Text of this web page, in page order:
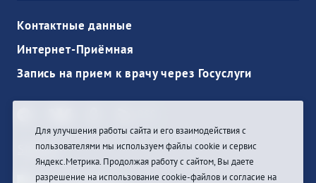
Контактные данные
Интернет-Приёмная
Запись на прием к врачу через Госуслуги
Sign In
Для улучшения работы сайта и его взаимодействия с
пользователями мы используем файлы cookie и сервис
Яндекс.Метрика. Продолжая работу с сайтом, Вы даете
разрешение на использование cookie-файлов и согласие на